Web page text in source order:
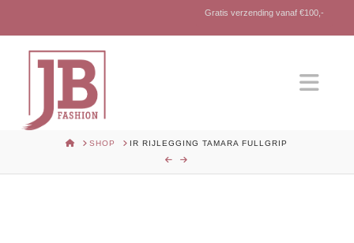
Gratis verzending vanaf €100,-
HOMESHOP IR RIJLEGGING TAMARA FULLGRIP